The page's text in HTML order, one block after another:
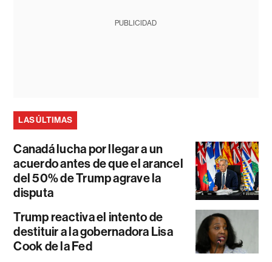
PUBLICIDAD
LAS ÚLTIMAS
Canadá lucha por llegar a un
acuerdo antes de que el arancel
del 50% de Trump agrave la
disputa
Trump reactiva el intento de
destituir a la gobernadora Lisa
Cook de la Fed